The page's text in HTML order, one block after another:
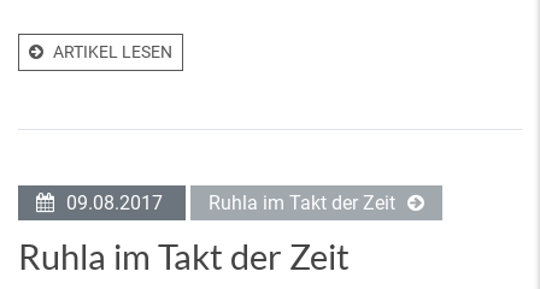
ARTIKEL LESEN
09.08.2017 Ruhla im Takt der Zeit
Ruhla im Takt der Zeit